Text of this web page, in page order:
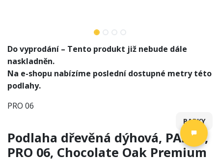
Do vyprodání – Tento produkt již nebude dále
naskladněn.
Na e-shopu nabízíme poslední dostupné metry této
podlahy.
PRO 06
PARKY
Podlaha dřevěná dýhová, PARKY,
PRO 06, Chocolate Oak Premium